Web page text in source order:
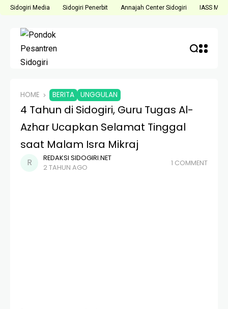
Sidogiri Media Sidogiri Penerbit Annajah Center Sidogiri IASS
HOME BERITA UNGGULAN
4 Tahun di Sidogiri, Guru Tugas Al-
Azhar Ucapkan Selamat Tinggal
saat Malam Isra Mikraj
REDAKSI SIDOGIRI.NET
2 TAHUN AGO
1 COMMENT